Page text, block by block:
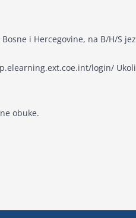
i Hercegovine, na B/H/S
login/
obuke.